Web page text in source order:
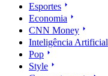
Esportes
Economia
CNN Money
Inteligência Artificial
Pop
Style